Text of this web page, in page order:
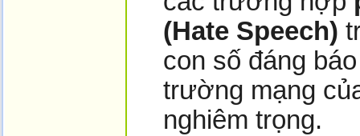
(Hate Speech)
con số đáng
trường mạng
nghiêm trọng.